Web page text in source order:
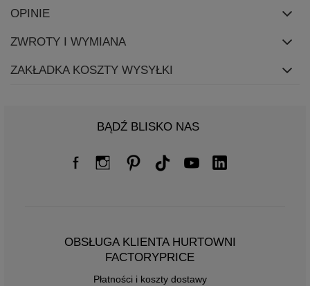
OPINIE
ZWROTY I WYMIANA
ZAKŁADKA KOSZTY WYSYŁKI
BĄDŹ BLISKO NAS
OBSŁUGA KLIENTA HURTOWNI
FACTORYPRICE
Płatności i koszty dostawy